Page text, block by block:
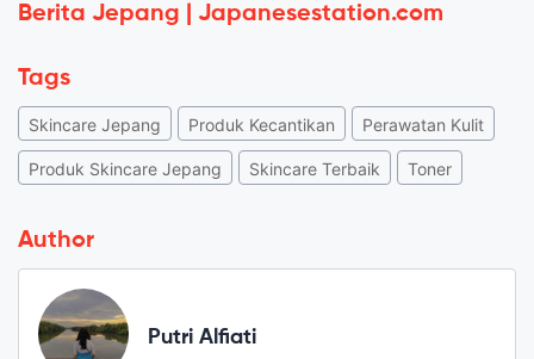
Berita Jepang | Japanesestation.com
Tags
Skincare Jepang Produk Kecantikan Perawatan Kulit
Produk Skincare Jepang Skincare Terbaik Toner
Author
Putri Alfiati